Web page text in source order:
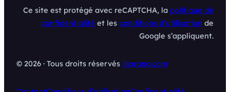
Ce site est protégé avec reCAPTCHA, la politique de
confidentialité et les conditions d’utilisation de
Google s’appliquent.
© 2026 · Tous droits réservés iaorana.com